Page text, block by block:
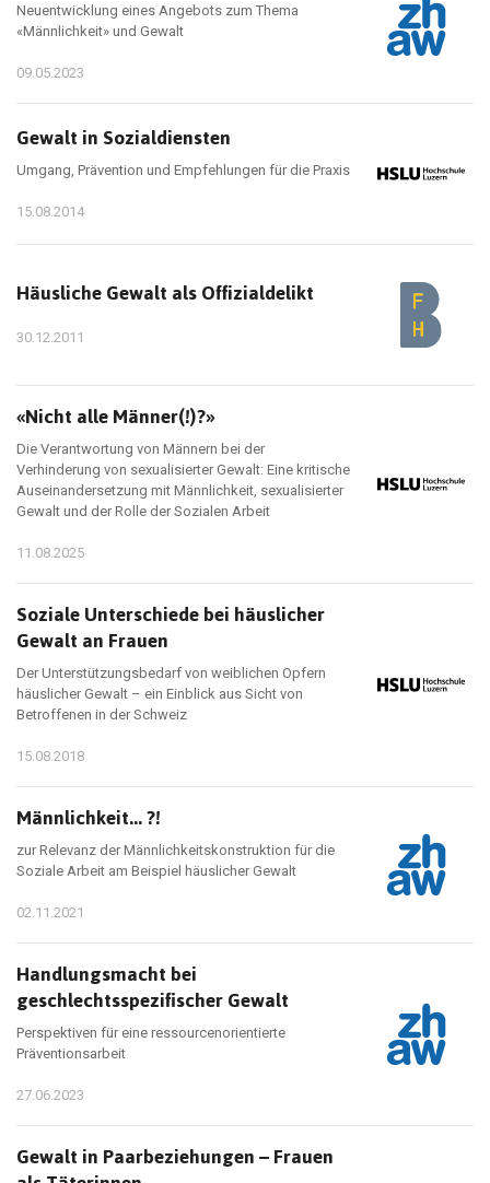
Neuentwicklung eines Angebots zum Thema
«Männlichkeit» und Gewalt
09.05.2023
Gewalt in Sozialdiensten
Umgang, Prävention und Empfehlungen für die Praxis
15.08.2014
Häusliche Gewalt als Offizialdelikt
30.12.2011
«Nicht alle Männer(!)?»
Die Verantwortung von Männern bei der
Verhinderung von sexualisierter Gewalt: Eine kritische
Auseinandersetzung mit Männlichkeit, sexualisierter
Gewalt und der Rolle der Sozialen Arbeit
11.08.2025
Soziale Unterschiede bei häuslicher
Gewalt an Frauen
Der Unterstützungsbedarf von weiblichen Opfern
häuslicher Gewalt – ein Einblick aus Sicht von
Betroffenen in der Schweiz
15.08.2018
Männlichkeit... ?!
zur Relevanz der Männlichkeitskonstruktion für die
Soziale Arbeit am Beispiel häuslicher Gewalt
02.11.2021
Handlungsmacht bei
geschlechtsspezifischer Gewalt
Perspektiven für eine ressourcenorientierte
Präventionsarbeit
27.06.2023
Gewalt in Paarbeziehungen – Frauen